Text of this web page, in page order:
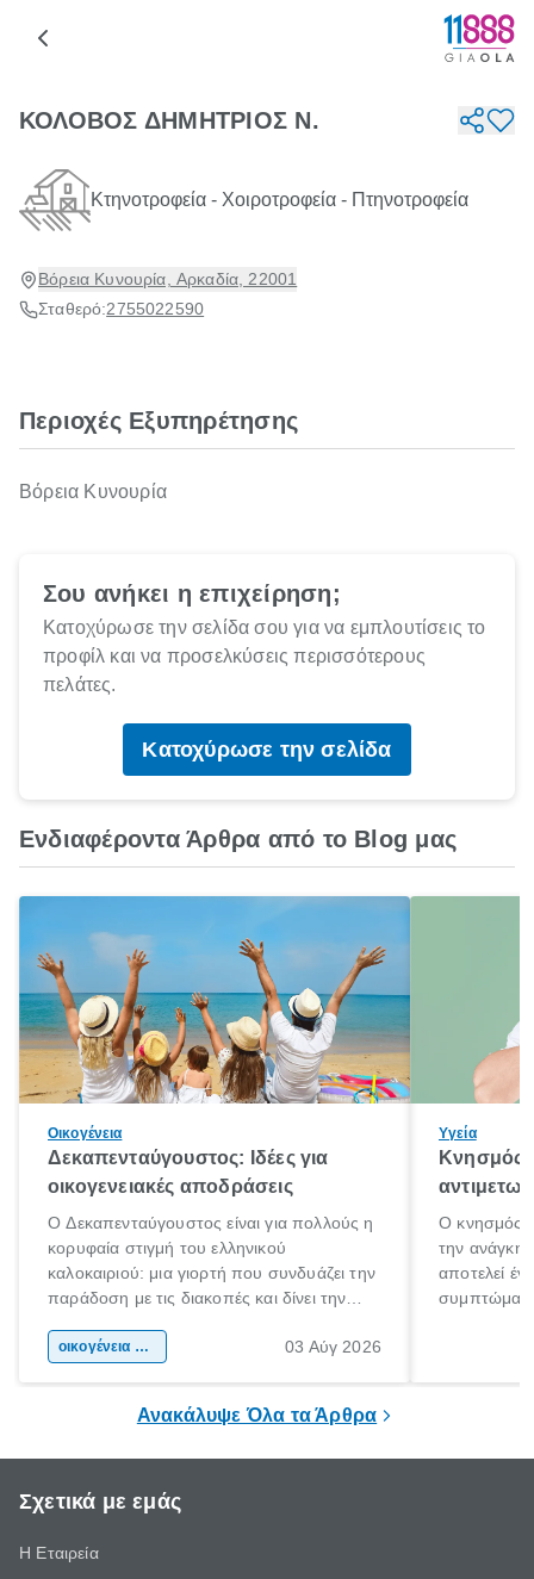
ΚΟΛΟΒΟΣ ΔΗΜΗΤΡΙΟΣ Ν.
Κτηνοτροφεία - Χοιροτροφεία - Πτηνοτροφεία
Βόρεια Κυνουρία, Αρκαδία, 22001
Σταθερό:2755022590
Περιοχές Εξυπηρέτησης
Βόρεια Κυνουρία
Σου ανήκει η επιχείρηση;
Κατοχύρωσε την σελίδα σου για να εμπλουτίσεις το
προφίλ και να προσελκύσεις περισσότερους
πελάτες.
Κατοχύρωσε την σελίδα
Ενδιαφέροντα Άρθρα από το Blog μας
Οικογένεια
Δεκαπενταύγουστος: Ιδέες για
οικογενειακές αποδράσεις
Ο Δεκαπενταύγουστος είναι για πολλούς η
κορυφαία στιγμή του ελληνικού
καλοκαιριού: μια γιορτή που συνδυάζει την
παράδοση με τις διακοπές και δίνει την
χώρας. Είτε πρόκειται για λίγες μέρες
οικογένεια & παιδί 03 Αύγ 2026
Υγεία
Κνησμός:
Ο κνησμός
την ανάγκη
αποτελεί
Ανακάλυψε Όλα τα Άρθρα
Σχετικά με εμάς
Η Εταιρεία